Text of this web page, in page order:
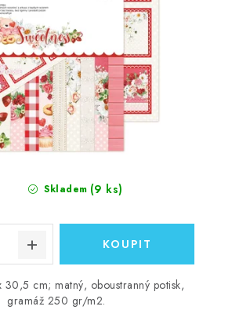
Skladem (9 ks)
cm; matný, oboustranný potisk,
gramáž 250 gr/m2.